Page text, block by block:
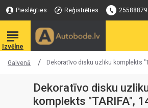
Pieslēgties Reģistrēties 25588879
Galvenā Dekoratīvo disku uzliku komplekts
Dekoratīvo disku
komplekts "TARIFA",